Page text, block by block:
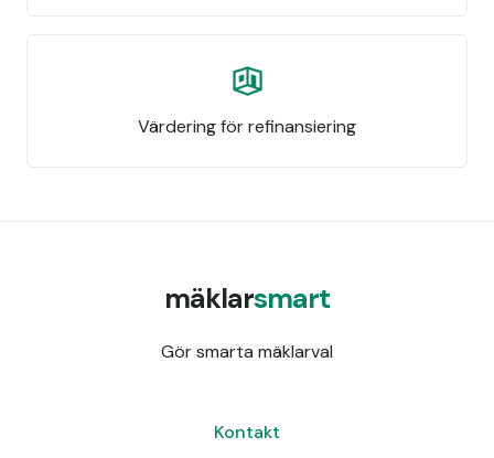
Värdering för refinansiering
mäklarsmart
Gör smarta mäklarval
Kontakt